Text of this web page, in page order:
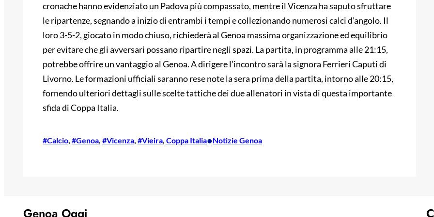
cronache hanno evidenziato un Padova più compassato, mentre il Vicenza ha saputo sfruttare
le ripartenze, segnando a inizio di entrambi i tempi e collezionando numerosi calci d’angolo. Il
loro 3-5-2, giocato in modo chiuso, richiederà al Genoa massima organizzazione ed equilibrio
per evitare che gli avversari possano ripartire negli spazi. La partita, in programma alle 21:15,
potrebbe offrire un vantaggio al Genoa. A dirigere l’incontro sarà la signora Ferrieri Caputi di
Livorno. Le formazioni ufficiali saranno rese note la sera prima della partita, intorno alle 20:15,
fornendo ulteriori dettagli sulle scelte tattiche dei due allenatori in vista di questa importante
sfida di Coppa Italia.
#Calcio, #Genoa, #Vicenza, #Vieira, Coppa Italia•Notizie Genoa
Genoa Oggi